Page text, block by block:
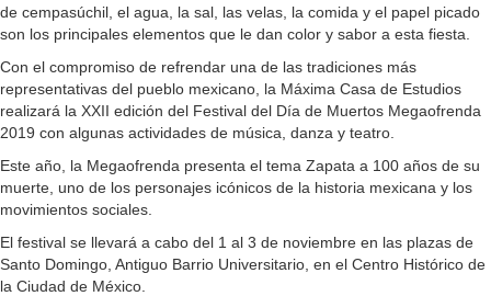
de cempasúchil, el agua, la sal, las velas, la comida y el papel picado
son los principales elementos que le dan color y sabor a esta fiesta.
Con el compromiso de refrendar una de las tradiciones más
representativas del pueblo mexicano, la Máxima Casa de Estudios
realizará la XXII edición del Festival del Día de Muertos Megaofrenda
2019 con algunas actividades de música, danza y teatro.
Este año, la Megaofrenda presenta el tema Zapata a 100 años de su
muerte, uno de los personajes icónicos de la historia mexicana y los
movimientos sociales.
El festival se llevará a cabo del 1 al 3 de noviembre en las plazas de
Santo Domingo, Antiguo Barrio Universitario, en el Centro Histórico de
la Ciudad de México.